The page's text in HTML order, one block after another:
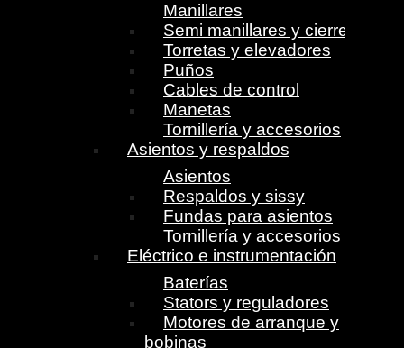
Manillares
Semi manillares y cierres
Torretas y elevadores
Puños
Cables de control
Manetas
Tornillería y accesorios
Asientos y respaldos
Asientos
Respaldos y sissy
Fundas para asientos
Tornillería y accesorios
Eléctrico e instrumentación
Baterías
Stators y reguladores
Motores de arranque y
bobinas